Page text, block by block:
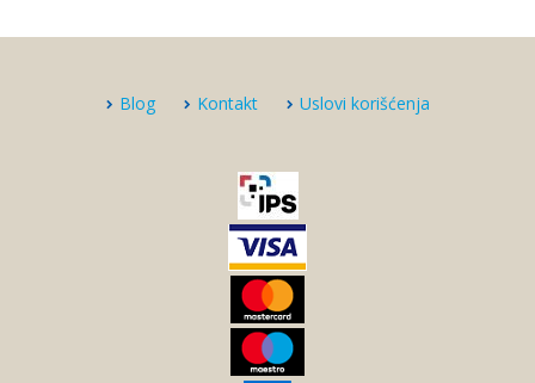
Blog Kontakt Uslovi korišćenja